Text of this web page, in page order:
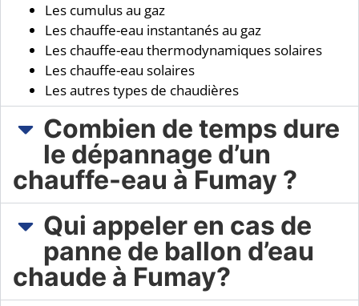
Les cumulus au gaz
Les chauffe-eau instantanés au gaz
Les chauffe-eau thermodynamiques solaires
Les chauffe-eau solaires
Les autres types de chaudières
Combien de temps dure
le dépannage d’un
chauffe-eau à Fumay ?
Qui appeler en cas de
panne de ballon d’eau
chaude à Fumay?